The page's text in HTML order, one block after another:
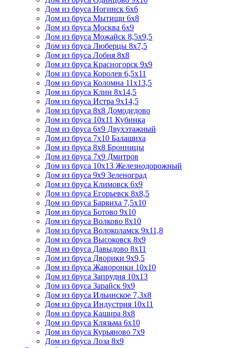
Дом из бруса Ногинск 6х6
Дом из бруса Мытищи 6х8
Дом из бруса Москва 6х9
Дом из бруса Можайск 8,5х9,5
Дом из бруса Люберцы 8х7,5
Дом из бруса Лобня 8х8
Дом из бруса Красногорск 9х9
Дом из бруса Королев 6,5х11
Дом из бруса Коломна 11х13,5
Дом из бруса Клин 8х14,5
Дом из бруса Истра 9х14,5
Дом из бруса 8х8 Домодедово
Дом из бруса 10х11 Кубинка
Дом из бруса 6х9 Двухэтажный
Дом из бруса 7х10 Балашиха
Дом из бруса 8х8 Бронницы
Дом из бруса 7х9 Дмитров
Дом из бруса 10х13 Железнодорожный
Дом из бруса 9х9 Зеленоград
Дом из бруса Климовск 6х9
Дом из бруса Егорьевск 8х8,5
Дом из бруса Барвиха 7,5х10
Дом из бруса Ботово 9х10
Дом из бруса Волково 8х10
Дом из бруса Волоколамск 9х11,8
Дом из бруса Высоковск 8х9
Дом из бруса Давыдово 8х11
Дом из бруса Дворики 9х9,5
Дом из бруса Жаворонки 10х10
Дом из бруса Запрудня 10х13
Дом из бруса Зарайск 9х9
Дом из бруса Ильинское 7,3х8
Дом из бруса Индустрия 10х11
Дом из бруса Кашира 8х8
Дом из бруса Клязьма 6х10
Дом из бруса Курьяново 7х9
Дом из бруса Лоза 8х9